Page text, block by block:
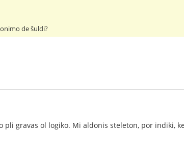
de ŝuldi?
pli gravas ol logiko. Mi aldonis steleton, por indiki,